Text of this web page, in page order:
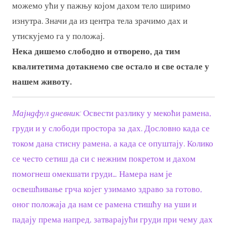
можемо ући у пажњу којом дахом тело ширимо
изнутра. Значи да из центра тела зрачимо дах и
утискујемо га у положај.
Нека дишемо слободно и отворено, да тим
квалитетима дотакнемо све остало и све остале у
нашем животу.
Мајндфул дневник: Освести разлику у мекоћи рамена,
груди и у слободи простора за дах. Дословно када се
током дана стисну рамена, а када се опуштају. Колико
се често сетиш да си с нежним покретом и дахом
помогнеш омекшати груди… Намера нам је
освешћивање грча којег узимамо здраво за готово,
оног положаја да нам се рамена стишћу на уши и
падају према напред, затварајући груди при чему дах